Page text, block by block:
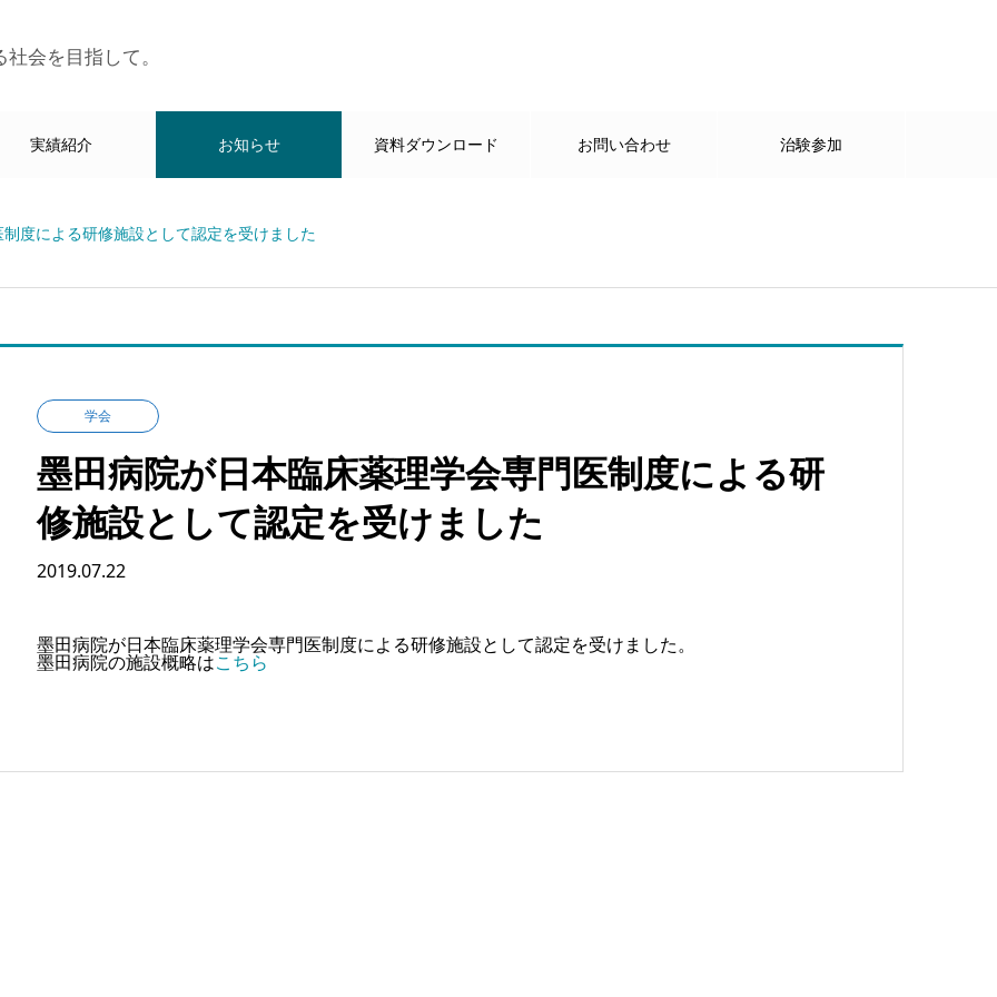
会を目指して。
実績紹介 お知らせ 資料ダウンロード お問い合わせ 治験参加
度による研修施設として認定を受けました
学会
墨田病院が日本臨床薬理学会専門医制度による研
修施設として認定を受けました
2019.07.22
墨田病院が日本臨床薬理学会専門医制度による研修施設として認定を受けました。
墨田病院の施設概略はこちら